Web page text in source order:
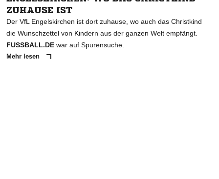
ZUHAUSE IST
Der VfL Engelskirchen ist dort zuhause, wo auch das Christkind
die Wunschzettel von Kindern aus der ganzen Welt empfängt.
FUSSBALL.DE war auf Spurensuche.
Mehr lesen